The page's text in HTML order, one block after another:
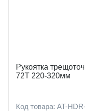
Рукоятка
72T 220-320мм
Код товара: AT-